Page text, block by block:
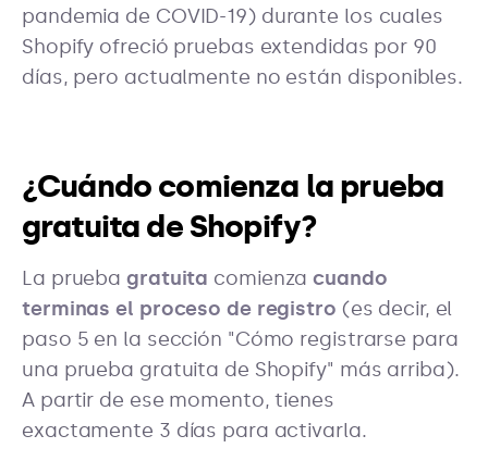
pandemia de COVID-19) durante los cuales
Shopify ofreció pruebas extendidas por 90
días, pero actualmente no están disponibles.
¿Cuándo comienza la prueba
gratuita de Shopify?
La prueba gratuita comienzacuando
terminas el proceso de registro (es decir, el
paso 5 en la sección "Cómo registrarse para
una prueba gratuita de Shopify" más arriba).
A partir de ese momento, tienes
exactamente 3 días para activarla.